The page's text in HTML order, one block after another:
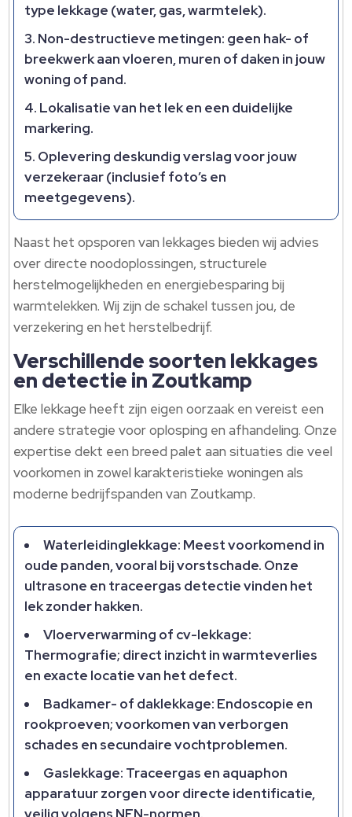
type lekkage (water, gas, warmtelek).
Non-destructieve metingen: geen hak- of
breekwerk aan vloeren, muren of daken in jouw
woning of pand.
Lokalisatie van het lek en een duidelijke
markering.
Oplevering deskundig verslag voor jouw
verzekeraar (inclusief foto’s en
meetgegevens).
Naast het opsporen van lekkages bieden wij advies
over directe noodoplossingen, structurele
herstelmogelijkheden en energiebesparing bij
warmtelekken. Wij zijn de schakel tussen jou, de
verzekering en het herstelbedrijf.
Verschillende soorten lekkages
en detectie in Zoutkamp
Elke lekkage heeft zijn eigen oorzaak en vereist een
andere strategie voor oplosping en afhandeling. Onze
expertise dekt een breed palet aan situaties die veel
voorkomen in zowel karakteristieke woningen als
moderne bedrijfspanden van Zoutkamp.
Waterleidinglekkage: Meest voorkomend in
oude panden, vooral bij vorstschade. Onze
ultrasone en traceergas detectie vinden het
lek zonder hakken.
Vloerverwarming of cv-lekkage:
Thermografie; direct inzicht in warmteverlies
en exacte locatie van het defect.
Badkamer- of daklekkage: Endoscopie en
rookproeven; voorkomen van verborgen
schades en secundaire vochtproblemen.
Gaslekkage: Traceergas en aquaphon
apparatuur zorgen voor directe identificatie,